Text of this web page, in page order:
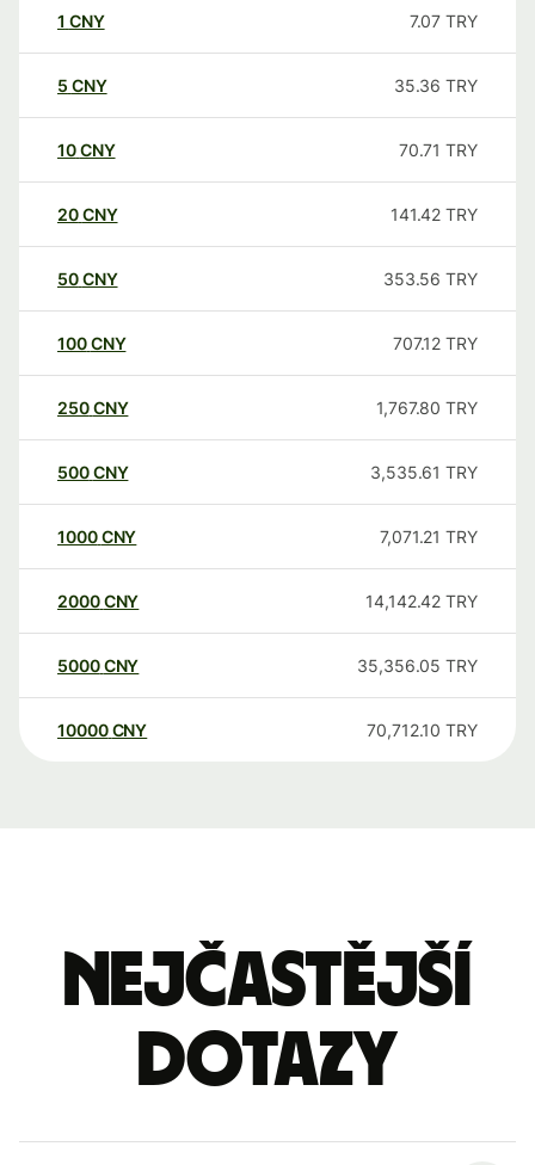
1 CNY 7.07 TRY
5 CNY 35.36 TRY
10CNY 70.71 TRY
20CNY 141.42 TRY
50CNY 353.56 TRY
100CNY 707.12 TRY
250CNY 1,767.80 TRY
500CNY 3,535.61 TRY
1000CNY 7,071.21 TRY
2000CNY 14,142.42 TRY
5000CNY 35,356.05 TRY
10000 CNY 70,712.10 TRY
Nejčastější
dotazy